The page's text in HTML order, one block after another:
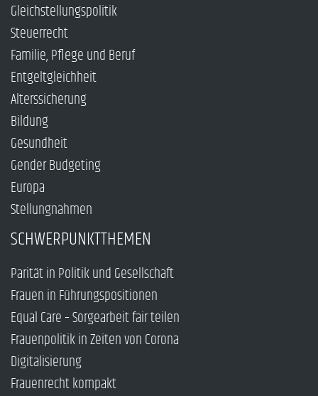
Gleichstellungspolitik
Steuerrecht
Familie, Pflege und Beruf
Entgeltgleichheit
Alterssicherung
Bildung
Gesundheit
Gender Budgeting
Europa
Stellungnahmen
SCHWERPUNKTTHEMEN
Parität in Politik und Gesellschaft
Frauen in Führungspositionen
Equal Care – Sorgearbeit fair teilen
Frauenpolitik in Zeiten von Corona
Digitalisierung
Frauenrecht kompakt